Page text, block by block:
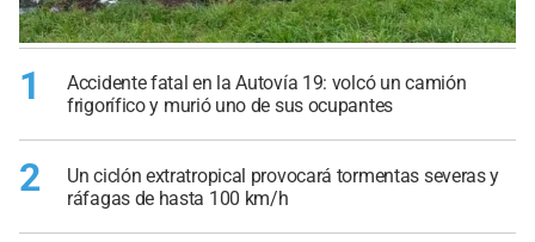
1
Accidente fatal en la Autovía 19: volcó un camión
frigorífico y murió uno de sus ocupantes
2
Un ciclón extratropical provocará tormentas severas y
ráfagas de hasta 100 km/h